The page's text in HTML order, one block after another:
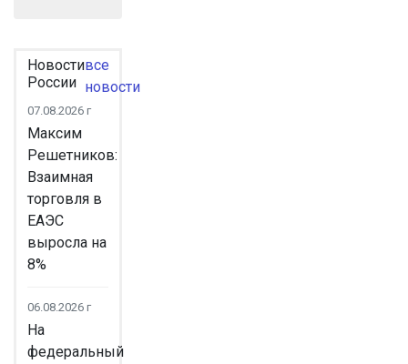
Новости
России
все
новости
07.08.2026 г
Максим
Решетников:
Взаимная
торговля в
ЕАЭС
выросла на
8%
06.08.2026 г
На
федеральный